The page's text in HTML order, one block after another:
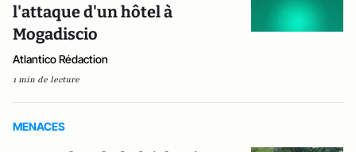
l'attaque d'un hôtel à
Mogadiscio
Atlantico Rédaction
1 min de lecture
MENACES